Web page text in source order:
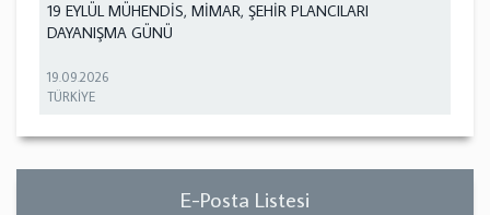
19 EYLÜL MÜHENDİS, MİMAR, ŞEHİR PLANCILARI
DAYANIŞMA GÜNÜ
19.09.2026
TÜRKİYE
E-Posta Listesi